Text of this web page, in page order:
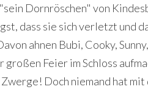
Dornröschen" von
dass sie sich verletzt und
ahnen Bubi, Cooky, Sunny,
großen Feier im Schloss
Doch niemand hat mit